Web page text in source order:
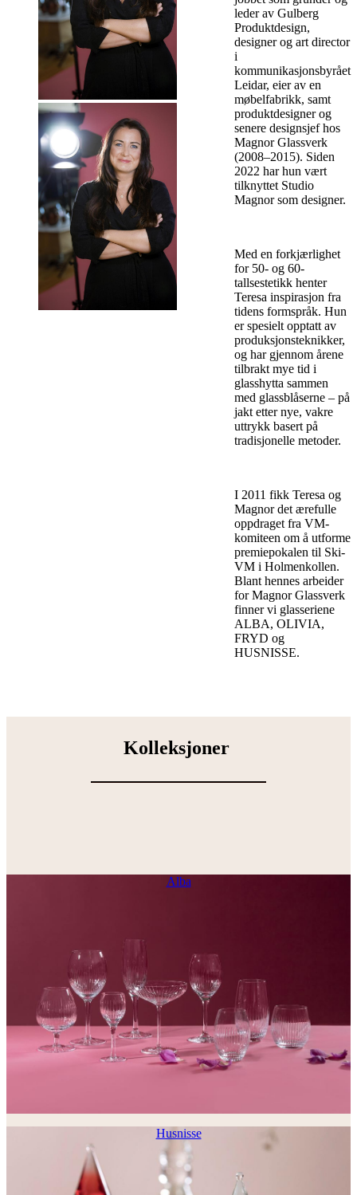
leder av Gulberg
Produktdesign,
designer og art director
i
kommunikasjonsbyrået
Leidar, eier av en
møbelfabrikk, samt
produktdesigner og
senere designsjef hos
Magnor Glassverk
(2008–2015). Siden
2022 har hun vært
tilknyttet Studio
Magnor som designer.
Med en forkjærlighet
for 50- og 60-
tallsestetikk henter
Teresa inspirasjon fra
tidens formspråk. Hun
er spesielt opptatt av
produksjonsteknikker,
og har gjennom årene
tilbrakt mye tid i
glasshytta sammen
med glassblåserne – på
jakt etter nye, vakre
uttrykk basert på
tradisjonelle metoder.
I 2011 fikk Teresa og
Magnor det ærefulle
oppdraget fra VM-
komiteen om å utforme
premiepokalen til Ski-
VM i Holmenkollen.
Blant hennes arbeider
for Magnor Glassverk
finner vi glasseriene
ALBA, OLIVIA,
FRYD og
HUSNISSE.
Kolleksjoner
Alba
Husnisse